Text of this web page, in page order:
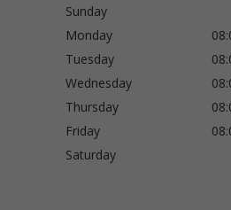
Sunday
Monday
Tuesday
Wednesday
Thursday
Friday
Saturday